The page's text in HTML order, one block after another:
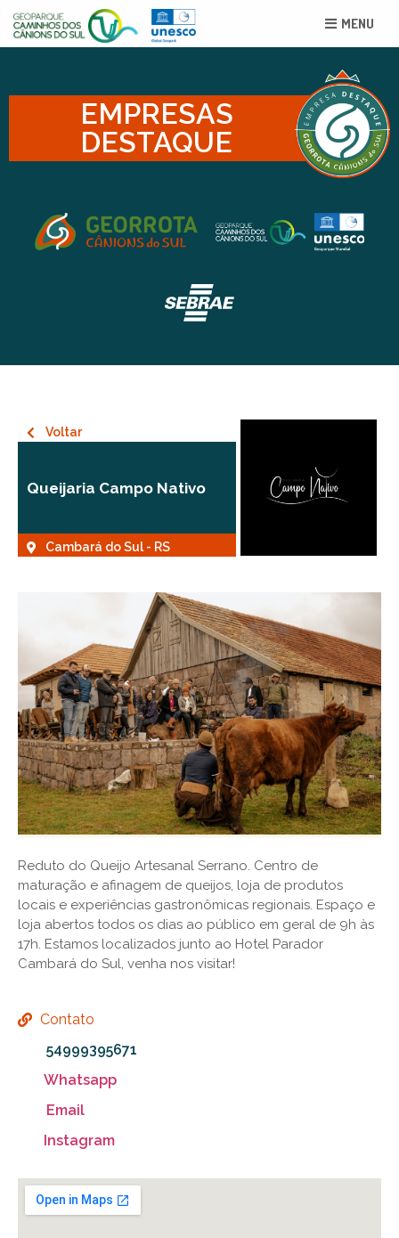
MENU
EMPRESAS
DESTAQUE
Voltar
Queijaria Campo Nativo
Cambará do Sul - RS
Reduto do Queijo Artesanal Serrano. Centro de
maturação e afinagem de queijos, loja de produtos
locais e experiências gastronômicas regionais. Espaço e
loja abertos todos os dias ao público em geral de 9h às
17h. Estamos localizados junto ao Hotel Parador
Cambará do Sul, venha nos visitar!
Contato
54999395671
Whatsapp
Email
Instagram